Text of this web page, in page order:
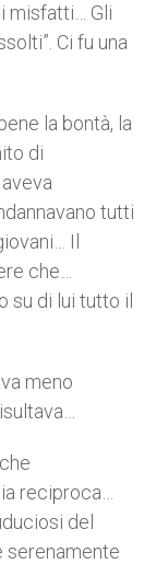
misfatti… Gli
Ci fu una
la bontà, la
di
tutti
Il
che…
su di lui tutto il
meno
reciproca…
del
serenamente